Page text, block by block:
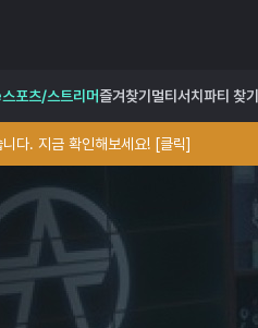
포츠/스트리머즐겨찾기 멀티서치 파티 찾기
다. 지금 확인해보세요! [클릭]